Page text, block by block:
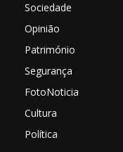
Sociedade
Opinião
Património
Segurança
FotoNoticia
Cultura
Política